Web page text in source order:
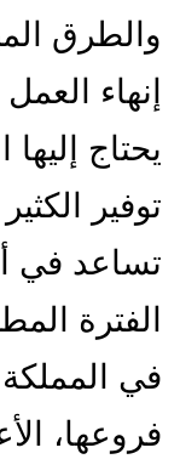
والطرق
إنهاء
يحتاج إليها
توفير
تساعد في
الفترة
في المملكة
فروعها،